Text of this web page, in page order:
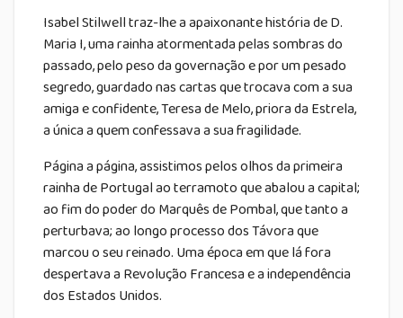
Isabel Stilwell traz-lhe a apaixonante história de D.
Maria I, uma rainha atormentada pelas sombras do
passado, pelo peso da governação e por um pesado
segredo, guardado nas cartas que trocava com a sua
amiga e confidente, Teresa de Melo, priora da Estrela,
a única a quem confessava a sua fragilidade.
Página a página, assistimos pelos olhos da primeira
rainha de Portugal ao terramoto que abalou a capital;
ao fim do poder do Marquês de Pombal, que tanto a
perturbava; ao longo processo dos Távora que
marcou o seu reinado. Uma época em que lá fora
despertava a Revolução Francesa e a independência
dos Estados Unidos.